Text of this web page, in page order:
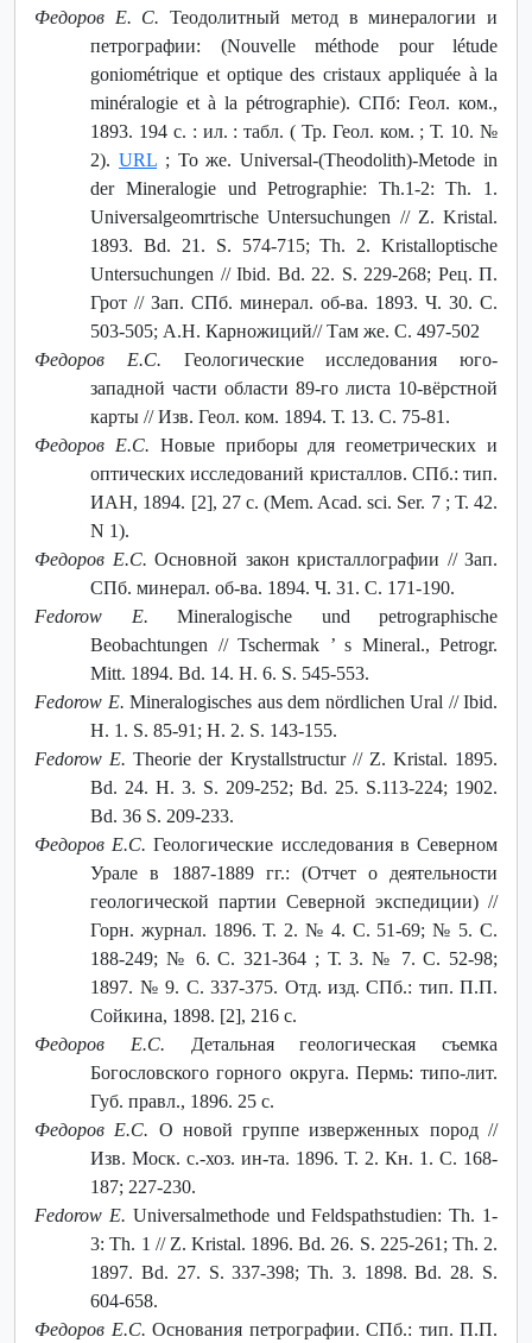
Федоров Е. С. Теодолитный метод в минералогии и
петрографии: (Nouvelle méthode pour létude
goniométrique et optique des cristaux appliquée à la
minéralogie et à la pétrographie). СПб: Геол. ком.,
1893. 194 с. : ил. : табл. ( Тр. Геол. ком. ; Т. 10. №
2).URL ; То же. Universal-(Theodolith)-Metode in
der Mineralogie und Petrographie: Th.1-2: Th. 1.
Universalgeomrtrische Untersuchungen // Z. Kristal.
1893. Bd. 21. S. 574-715; Th. 2. Kristalloptische
Untersuchungen // Ibid. Bd. 22. S. 229-268; Рец. П.
Грот // Зап. СПб. минерал. об-ва. 1893. Ч. 30. С.
503-505; А.Н. Карножиций// Там же. С. 497-502
Федоров Е.С. Геологические исследования юго-
западной части области 89-го листа 10-вёрстной
карты // Изв. Геол. ком. 1894. Т. 13. С. 75-81.
Федоров Е.С. Новые приборы для геометрических и
оптических исследований кристаллов. СПб.: тип.
ИАН, 1894. [2], 27 с. (Mem. Acad. sci. Ser. 7 ; Т. 42.
N 1).
Федоров Е.С. Основной закон кристаллографии // Зап.
СПб. минерал. об-ва. 1894. Ч. 31. С. 171-190.
Fedorow E. Mineralogische und petrographische
Beobachtungen // Tschermak ’ s Mineral., Petrogr.
Mitt. 1894. Bd. 14. H. 6. S. 545-553.
Fedorow E. Mineralogisches aus dem nördlichen Ural // Ibid.
H. 1. S. 85-91; H. 2. S. 143-155.
Fedorow E. Theorie der Krystallstructur // Z. Kristal. 1895.
Bd. 24. H. 3. S. 209-252; Bd. 25. S.113-224; 1902.
Bd. 36 S. 209-233.
Федоров Е.С. Геологические исследования в Северном
Урале в 1887-1889 гг.: (Отчет о деятельности
геологической партии Северной экспедиции) //
Горн. журнал. 1896. Т. 2. № 4. С. 51-69; № 5. С.
188-249; № 6. С. 321-364 ; Т. 3. № 7. С. 52-98;
1897. № 9. С. 337-375. Отд. изд. СПб.: тип. П.П.
Сойкина, 1898. [2], 216 с.
Федоров Е.С. Детальная геологическая съемка
Богословского горного округа. Пермь: типо-лит.
Губ. правл., 1896. 25 с.
Федоров Е.С. О новой группе изверженных пород //
Изв. Моск. с.-хоз. ин-та. 1896. Т. 2. Кн. 1. С. 168-
187; 227-230.
Fedorow E. Universalmethode und Feldspathstudien: Th. 1-
3: Th. 1 // Z. Kristal. 1896. Bd. 26. S. 225-261; Th. 2.
1897. Bd. 27. S. 337-398; Th. 3. 1898. Bd. 28. S.
604-658.
Федоров Е.С. Основания петрографии. СПб.: тип. П.П.